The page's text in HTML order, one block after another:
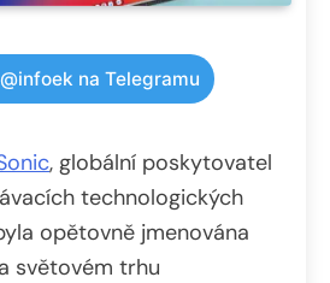
na Telegramu
, globální poskytovatel
technologických
opětovně jmenována
světovém trhu